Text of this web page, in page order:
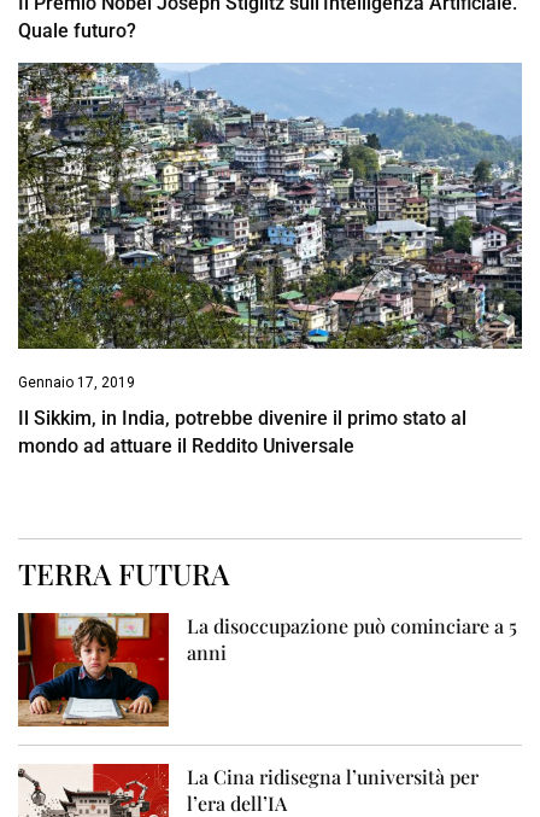
Quale futuro?
Gennaio 17, 2019
Il Sikkim, in India, potrebbe divenire il primo stato al
mondo ad attuare il Reddito Universale
TERRA FUTURA
La disoccupazione può cominciare a 5
anni
La Cina ridisegna l’università per
l’era dell’IA